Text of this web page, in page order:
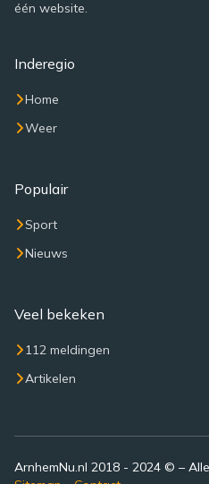
één website.
Inderegio
Home
Weer
Populair
Sport
Nieuws
Veel bekeken
112 meldingen
Artikelen
ArnhemNu.nl 2018 - 2024 © –